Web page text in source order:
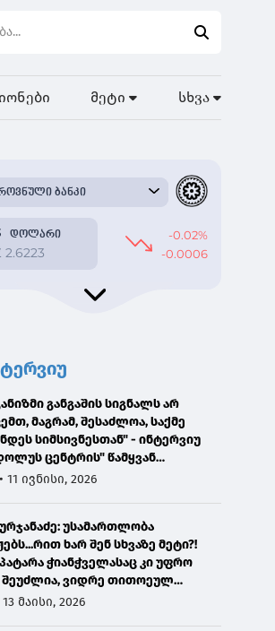
მეტი სხვა
განგაშის სიგნალს არ
მაგრამ, შესაძლოა, საქმე
სიმსივნესთან" - ინტერვიუ
ცენტრის" წამყვან
11 ივნისი, 2026
უსამართლობა
ხარ შენ სხვაზე მეტი?!
ჭიანჭველასაც კი უფრო
შეუძლია, ვიდრე თითოეულ
13 მაისი, 2026